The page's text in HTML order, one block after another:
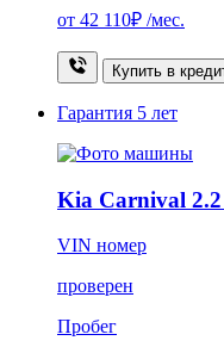
от 42 110₽ /мес.
Купить в
Гарантия 5 лет
Kia Carnival 2.2
VIN номер
проверен
Пробег